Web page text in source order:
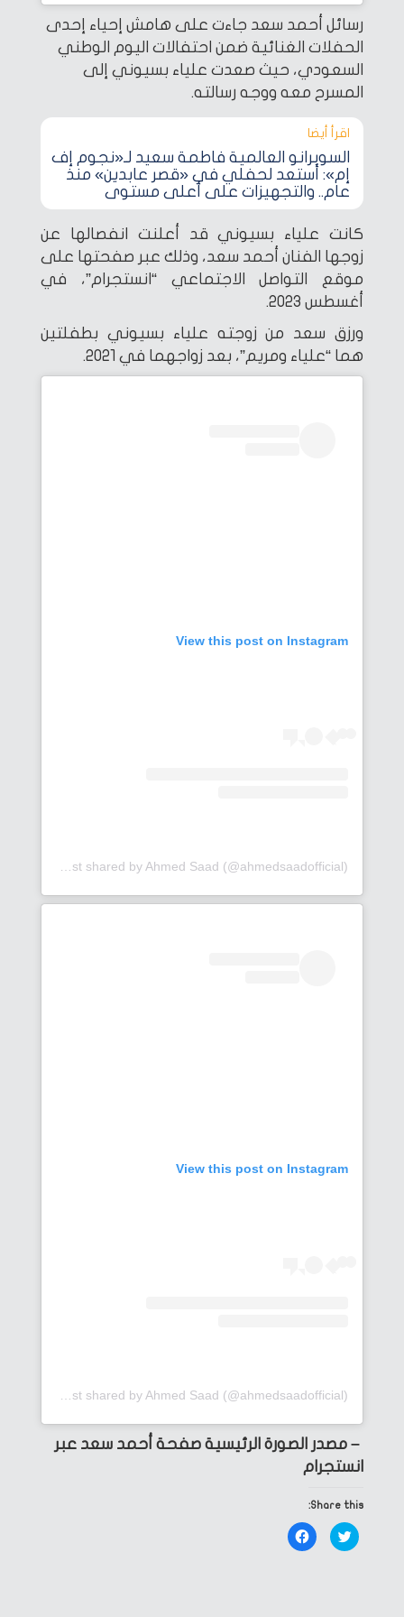
رسائل أحمد سعد جاءت على هامش إحياء إحدى
الحفلات الغنائية ضمن احتفالات اليوم الوطني
السعودي، حيث صعدت علياء بسيوني إلى
المسرح معه ووجه رسالته.
اقرأ أيضا‎
السوبرانو العالمية فاطمة سعيد لـ«نجوم إف
إم»: أستعد لحفلي في «قصر عابدين» منذ
عام.. والتجهيزات على أعلى مستوى
كانت علياء بسيوني قد أعلنت انفصالها عن
زوجها الفنان أحمد سعد، وذلك عبر صفحتها على
موقع التواصل الاجتماعي “انستجرام”، في
أغسطس 2023.
ورزق سعد من زوجته علياء بسيوني بطفلتين
هما “علياء ومريم”، بعد زواجهما في 2021.
View this post on Instagram
View this post on Instagram
– مصدر الصورة الرئيسية صفحة أحمد سعد عبر
انستجرام
Share this:
Click
to
share
Click
to